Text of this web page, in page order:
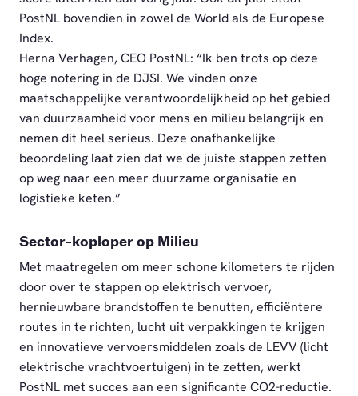
PostNL bovendien in zowel de World als de Europese
Index.
Herna Verhagen, CEO PostNL: “Ik ben trots op deze
hoge notering in de DJSI. We vinden onze
maatschappelijke verantwoordelijkheid op het gebied
van duurzaamheid voor mens en milieu belangrijk en
nemen dit heel serieus. Deze onafhankelijke
beoordeling laat zien dat we de juiste stappen zetten
op weg naar een meer duurzame organisatie en
logistieke keten.”
Sector-koploper op Milieu
Met maatregelen om meer schone kilometers te rijden
door over te stappen op elektrisch vervoer,
hernieuwbare brandstoffen te benutten, efficiëntere
routes in te richten, lucht uit verpakkingen te krijgen
en innovatieve vervoersmiddelen zoals de LEVV (licht
elektrische vrachtvoertuigen) in te zetten, werkt
PostNL met succes aan een significante CO2-reductie.